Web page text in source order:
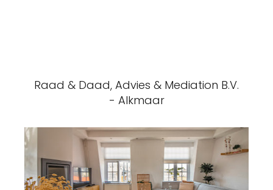
Raad & Daad, Advies & Mediation B.V.
- Alkmaar